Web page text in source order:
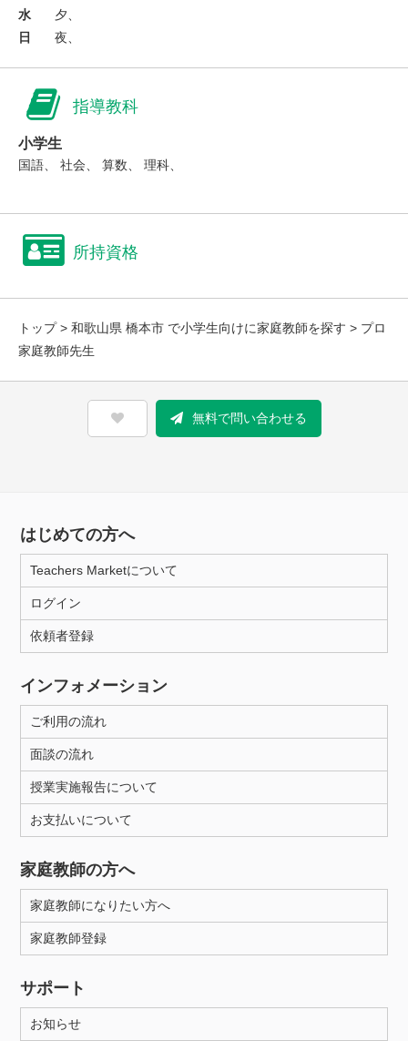
水
夕、
日
夜、
指導教科
小学生
国語、 社会、 算数、 理科、
所持資格
トップ> 和歌山県 橋本市 で小学生向けに家庭教師を探す > プロ
家庭教師先生
無料で問い合わせる
はじめての方へ
Teachers Marketについて
ログイン
依頼者登録
インフォメーション
ご利用の流れ
面談の流れ
授業実施報告について
お支払いについて
家庭教師の方へ
家庭教師になりたい方へ
家庭教師登録
サポート
お知らせ